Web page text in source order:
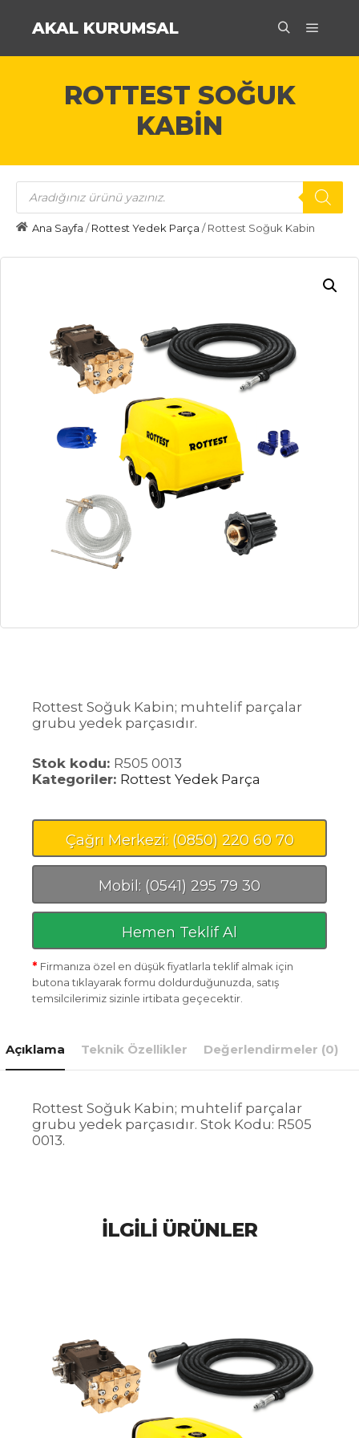
AKAL KURUMSAL
ROTTEST SOĞUK
KABIN
Products
search
Ana Sayfa /Rottest Yedek Parça / Rottest Soğuk Kabin
Rottest Soğuk Kabin; muhtelif parçalar
grubu yedek parçasıdır.
Stok kodu: R505 0013
Kategoriler: Rottest Yedek Parça
Çağrı Merkezi: (0850) 220 60 70
Mobil: (0541) 295 79 30
Hemen Teklif Al
* Firmanıza özel en düşük fiyatlarla teklif almak için
butona tıklayarak formu doldurduğunuzda, satış
temsilcilerimiz sizinle irtibata geçecektir.
Açıklama Teknik Özellikler Değerlendirmeler (0)
Rottest Soğuk Kabin; muhtelif parçalar
grubu yedek parçasıdır. Stok Kodu: R505
0013.
İLGILI ÜRÜNLER